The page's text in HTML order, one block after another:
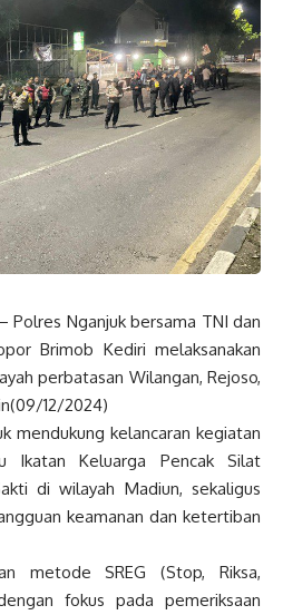
Polres Nganjuk bersama TNI dan
Brimob Kediri melaksanakan
perbatasan Wilangan, Rejoso,
12/2024)
mendukung kelancaran kegiatan
Ikatan Keluarga Pencak Silat
di wilayah Madiun, sekaligus
keamanan dan ketertiban
metode SREG (Stop, Riksa,
fokus pada pemeriksaan